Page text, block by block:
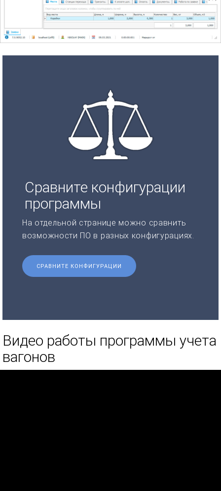
Сравните конфигурации
программы
На отдельной странице можно сравнить
возможности ПО в разных конфигурациях.
СРАВНИТЕ КОНФИГУРАЦИИ
Видео работы программы учета
вагонов